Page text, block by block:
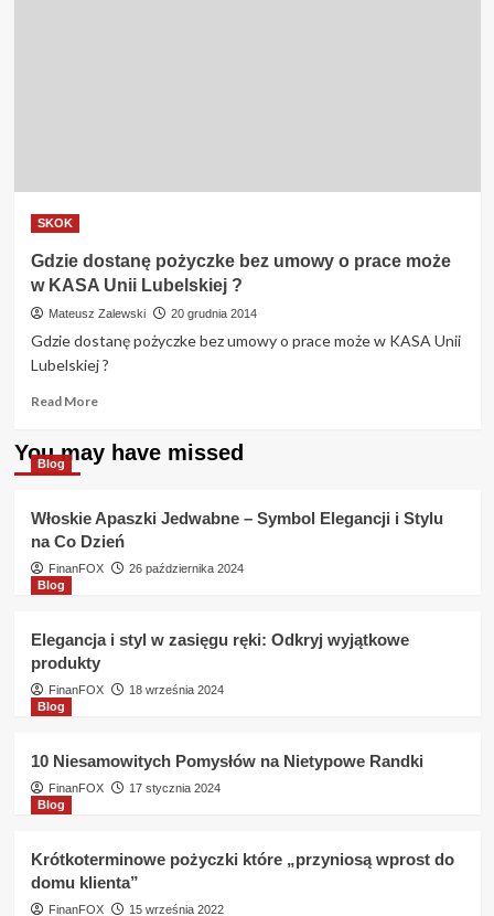
SKOK
Gdzie dostanę pożyczke bez umowy o prace może
w KASA Unii Lubelskiej ?
Mateusz Zalewski 20 grudnia 2014
Gdzie dostanę pożyczke bez umowy o prace może w KASA Unii
Lubelskiej ?
Read MoreRead
about
Gdzie
bez
umowy
o
KASA
Unii
Lubelskiej
You may have missed
Blog
Włoskie Apaszki Jedwabne – Symbol Elegancji i Stylu
na Co Dzień
FinanFOX
26 października 2024
Blog
Elegancja i styl w zasięgu ręki: Odkryj wyjątkowe
produkty
FinanFOX
18 września 2024
Blog
10 Niesamowitych Pomysłów na Nietypowe Randki
FinanFOX
17 stycznia 2024
Blog
Krótkoterminowe pożyczki które „przyniosą wprost do
domu klienta”
FinanFOX 15 września 2022